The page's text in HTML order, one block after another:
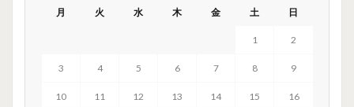
月 火 水 木 金 土 日
1 2
3 4 5 6 7 8 9
10 11 12 13 14 15 16